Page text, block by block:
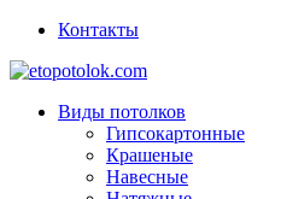
Контакты
Виды потолков
Гипсокартонные
Крашеные
Навесные